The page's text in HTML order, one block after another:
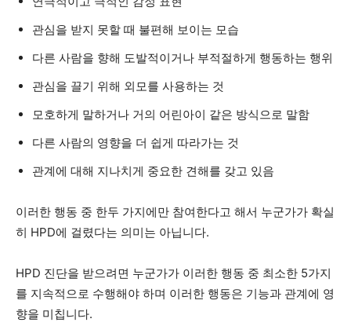
관심을 받지 못할 때 불편해 보이는 모습
다른 사람을 향해 도발적이거나 부적절하게 행동하는 행위
관심을 끌기 위해 외모를 사용하는 것
모호하게 말하거나 거의 어린아이 같은 방식으로 말함
다른 사람의 영향을 더 쉽게 따라가는 것
관계에 대해 지나치게 중요한 견해를 갖고 있음
이러한 행동 중 한두 가지에만 참여한다고 해서 누군가가 확실
히 HPD에 걸렸다는 의미는 아닙니다.
HPD 진단을 받으려면 누군가가 이러한 행동 중 최소한 5가지
를 지속적으로 수행해야 하며 이러한 행동은 기능과 관계에 영
향을 미칩니다.